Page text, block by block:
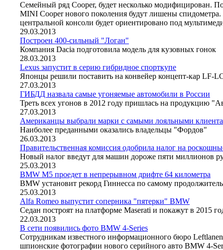
Семейный ряд Cooper, будет несколько модифицирован.
MINI Cooper нового поколения будут лишены спидометра.
центральной консоли будет ориентировано под
29.03.2013
Построен 400-сильный "Логан"
Компания Dacia подготовила модель для кузовных гонок
28.03.2013
Lexus запустит в серию гибридное спорткупе
Японцы решили поставить на конвейер концепт-кар LF-
27.03.2013
ГИБДД назвала самые угоняемые автомобили в России
Треть всех угонов в 2012 году пришлась на продукцию
27.03.2013
Американцы выбрали марки с самыми лояльными
Наиболее преданными оказались владельцы "Фордов"
26.03.2013
Правительственная комиссия одобрила налог на
Новый налог введут для машин дороже пяти миллионов
25.03.2013
BMW M5 проедет в непрерывном дрифте 64 километра
BMW установит рекорд Гиннесса по самому
25.03.2013
Alfa Romeo выпустит соперника "пятерки" BMW
Седан построят на платформе Maserati и покажут в 2015
22.03.2013
В сети появились фото BMW 4-Series
Сотрудникам известного информационного бюро
шпионские фотографии нового серийного авто BMW 4-